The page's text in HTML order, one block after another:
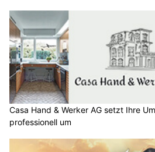
Casa Hand & Werker AG setzt Ihre
professionell um